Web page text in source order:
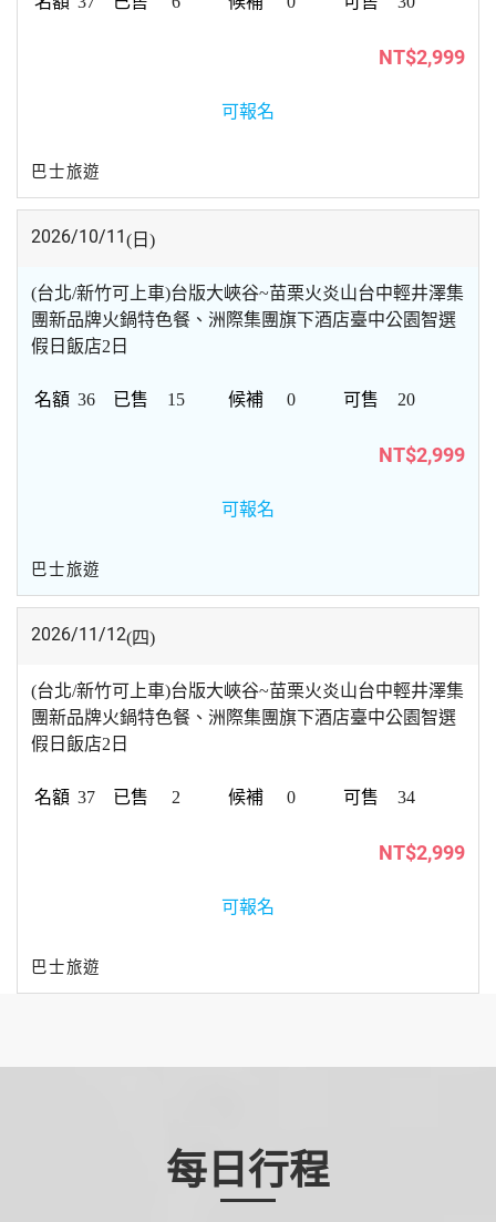
NT$2,999
可報名
巴士旅遊
2026/10/11(日)
(台北/新竹可上車)台版大峽谷~苗栗火炎山台中輕井澤集
團新品牌火鍋特色餐、洲際集團旗下酒店臺中公園智選
假日飯店2日
36 15 0 20
NT$2,999
可報名
巴士旅遊
2026/11/12(四)
(台北/新竹可上車)台版大峽谷~苗栗火炎山台中輕井澤集
團新品牌火鍋特色餐、洲際集團旗下酒店臺中公園智選
假日飯店2日
37 2 0 34
NT$2,999
可報名
巴士旅遊
每日行程